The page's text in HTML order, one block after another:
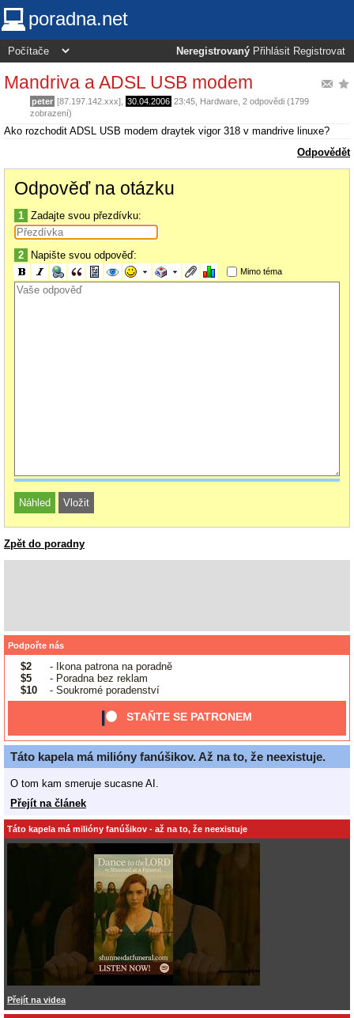
poradna.net
Neregistrovaný Přihlásit Registrovat
Mandriva a ADSL USB modem
peter [87.197.142.xxx], 30.04.2006 23:45 Hardware , 2 odpovědi (1799
zobrazení)
Ako rozchodit ADSL USB modem draytek vigor 318 v mandrive linuxe?
Odpovědět
Odpověď na otázku
1 Zadajte svou přezdívku:
2 Napište svou odpověď:
Mimo téma
Zpět do poradny
Podpořte nás
$2
- Ikona patrona na poradně
$5
- Poradna bez reklam
$10
- Soukromé poradenství
STAŇTE SE PATRONEM
Táto kapela má milióny fanúšikov. Až na to, že neexistuje.
O tom kam smeruje sucasne AI.
Přejít na článek
Táto kapela má milióny fanúšikov - až na to, že neexistuje
Přejít na videa